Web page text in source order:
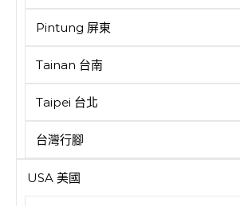
Pintung 屏東
Tainan 台南
Taipei 台北
台灣行腳
USA 美國